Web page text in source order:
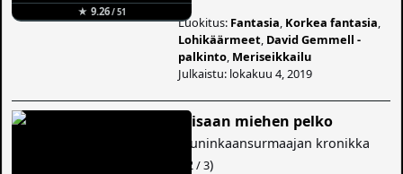
★ 9.26/ 51
Luokitus: Fantasia Korkea fantasia
Lohikäärmeet David Gemmell -
palkinto Meriseikkailu
Julkaistu: lokakuu 4, 2019
Viisaan miehen pelko
Kuninkaansurmaajan kronikka
#2 / 3)